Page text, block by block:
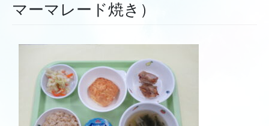
マーマレード焼き）